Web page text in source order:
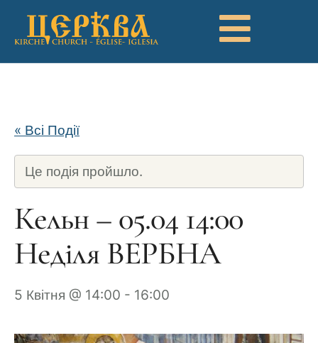
« Всі Події
Це подія пройшло.
Кельн – 05.04 14:00
Неділя ВЕРБНА
5 Квітня @ 14:00 - 16:00